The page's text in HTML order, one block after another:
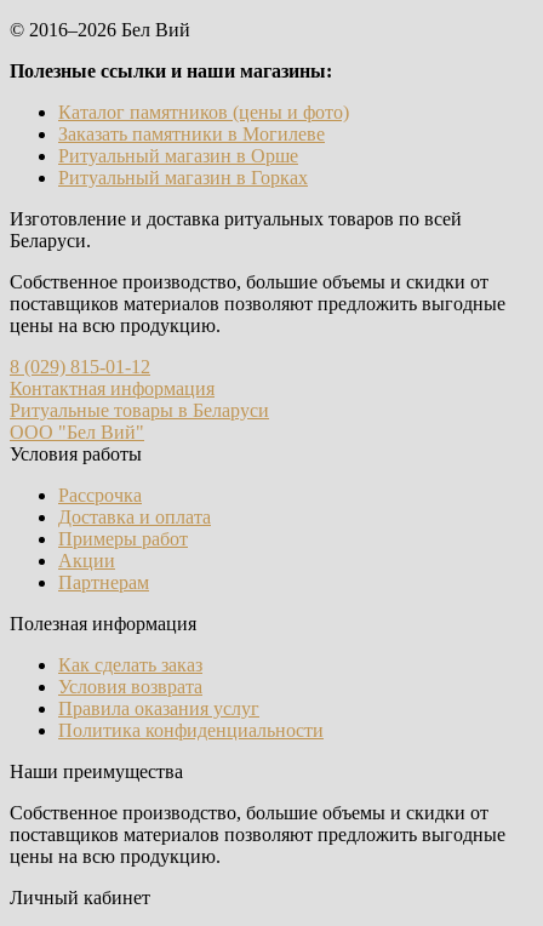
© 2016–2026 Бел Вий
Полезные ссылки и наши магазины:
Каталог памятников (цены и фото)
Заказать памятники в Могилеве
Ритуальный магазин в Орше
Ритуальный магазин в Горках
Изготовление и доставка ритуальных товаров по всей
Беларуси.
Собственное производство, большие объемы и скидки от
поставщиков материалов позволяют предложить выгодные
цены на всю продукцию.
8 (029) 815-01-12
Контактная информация
Ритуальные товары в Беларуси
ООО "Бел Вий"
Условия работы
Рассрочка
Доставка и оплата
Примеры работ
Акции
Партнерам
Полезная информация
Как сделать заказ
Условия возврата
Правила оказания услуг
Политика конфиденциальности
Наши преимущества
Собственное производство, большие объемы и скидки от
поставщиков материалов позволяют предложить выгодные
цены на всю продукцию.
Личный кабинет